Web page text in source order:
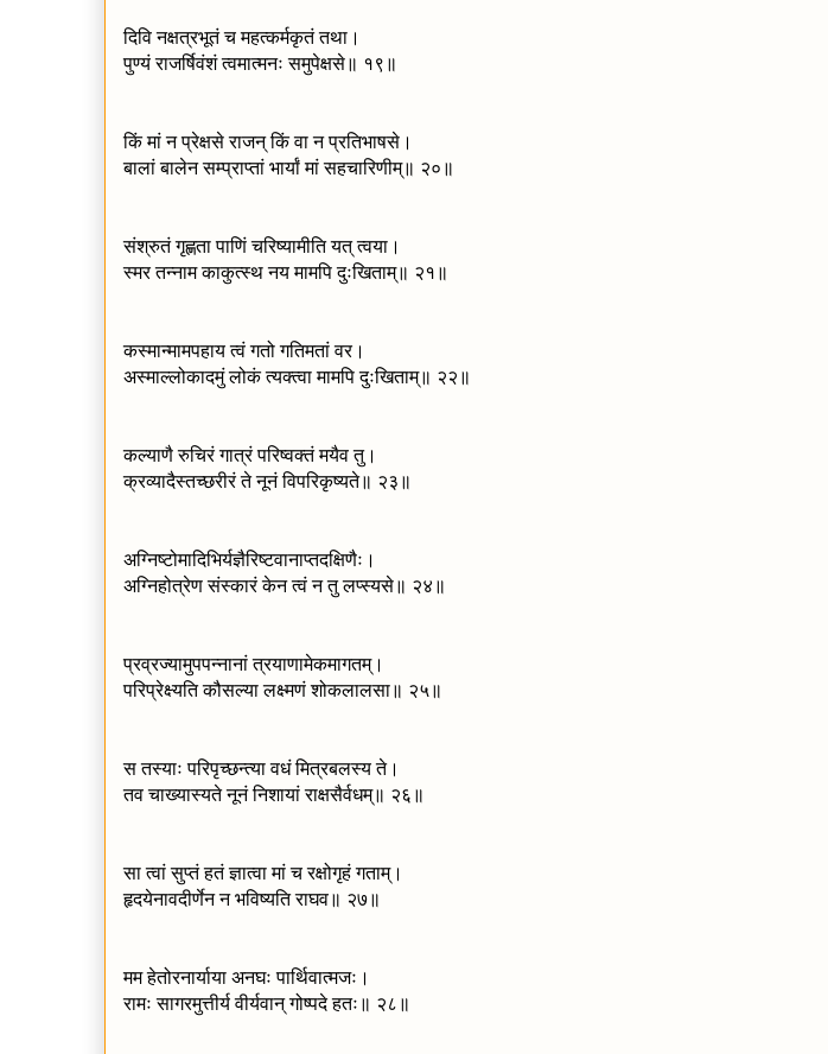
दिवि नक्षत्रभूतं च महत्कर्मकृतं तथा।
पुण्यं राजर्षिवंशं त्वमात्मनः समुपेक्षसे॥ १९॥
किं मां न प्रेक्षसे राजन् किं वा न प्रतिभाषसे।
बालां बालेन सम्प्राप्तां भार्यां मां सहचारिणीम्॥ २०॥
संश्रुतं गृह्णता पाणिं चरिष्यामीति यत् त्वया।
स्मर तन्नाम काकुत्स्थ नय मामपि दुःखिताम्॥ २१॥
कस्मान्मामपहाय त्वं गतो गतिमतां वर।
अस्माल्लोकादमुं लोकं त्यक्त्वा मामपि दुःखिताम्॥ २२॥
कल्याणै रुचिरं गात्रं परिष्वक्तं मयैव तु।
क्रव्यादैस्तच्छरीरं ते नूनं विपरिकृष्यते॥ २३॥
अग्निष्टोमादिभिर्यज्ञैरिष्टवानाप्तदक्षिणैः।
अग्निहोत्रेण संस्कारं केन त्वं न तु लप्स्यसे॥ २४॥
प्रव्रज्यामुपपन्नानां त्रयाणामेकमागतम्।
परिप्रेक्ष्यति कौसल्या लक्ष्मणं शोकलालसा॥ २५॥
स तस्याः परिपृच्छन्त्या वधं मित्रबलस्य ते।
तव चाख्यास्यते नूनं निशायां राक्षसैर्वधम्॥ २६॥
सा त्वां सुप्तं हतं ज्ञात्वा मां च रक्षोगृहं गताम्।
हृदयेनावदीर्णेन न भविष्यति राघव॥ २७॥
मम हेतोरनार्याया अनघः पार्थिवात्मजः।
रामः सागरमुत्तीर्य वीर्यवान् गोष्पदे हतः॥ २८॥